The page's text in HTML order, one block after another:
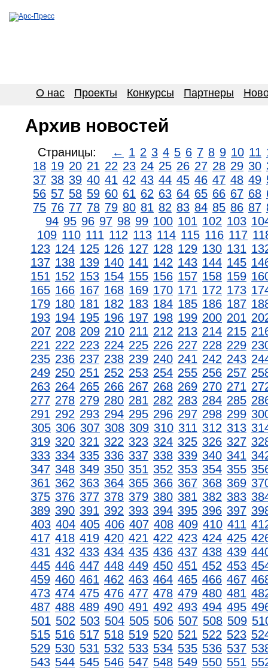
О нас Проекты Конкурсы Партнеры
Архив новостей
Страницы: ← 1 2 3 4 5 6 7 8 9 10 11
18 19 20 21 22 23 24 25 26 27 28 29 30
37 38 39 40 41 42 43 44 45 46 47 48 49
56 57 58 59 60 61 62 63 64 65 66 67 68
75 76 77 78 79 80 81 82 83 84 85 86 87
94 95 96 97 98 99 100 101 102 103
109 110 111 112 113 114 115 116 117
123 124 125 126 127 128 129 130 131
137 138 139 140 141 142 143 144 145
151 152 153 154 155 156 157 158 159
165 166 167 168 169 170 171 172 173
179 180 181 182 183 184 185 186 187
193 194 195 196 197 198 199 200 201
207 208 209 210 211 212 213 214 215
221 222 223 224 225 226 227 228 229
235 236 237 238 239 240 241 242 243
249 250 251 252 253 254 255 256 257
263 264 265 266 267 268 269 270 271
277 278 279 280 281 282 283 284 285
291 292 293 294 295 296 297 298 299
305 306 307 308 309 310 311 312 313
319 320 321 322 323 324 325 326 327
333 334 335 336 337 338 339 340 341
347 348 349 350 351 352 353 354 355
361 362 363 364 365 366 367 368 369
375 376 377 378 379 380 381 382 383
389 390 391 392 393 394 395 396 397
403 404 405 406 407 408 409 410 411
417 418 419 420 421 422 423 424 425
431 432 433 434 435 436 437 438 439
445 446 447 448 449 450 451 452 453
459 460 461 462 463 464 465 466 467
473 474 475 476 477 478 479 480 481
487 488 489 490 491 492 493 494 495
501 502 503 504 505 506 507 508 509
515 516 517 518 519 520 521 522 523
529 530 531 532 533 534 535 536 537
543 544 545 546 547 548 549 550 551